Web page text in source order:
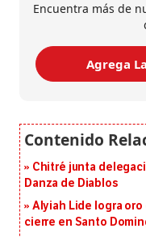
Encuentra más de
Agrega
Chitré junta
Danza de Diablos
Alyiah Lide logra oro
cierre en Santo